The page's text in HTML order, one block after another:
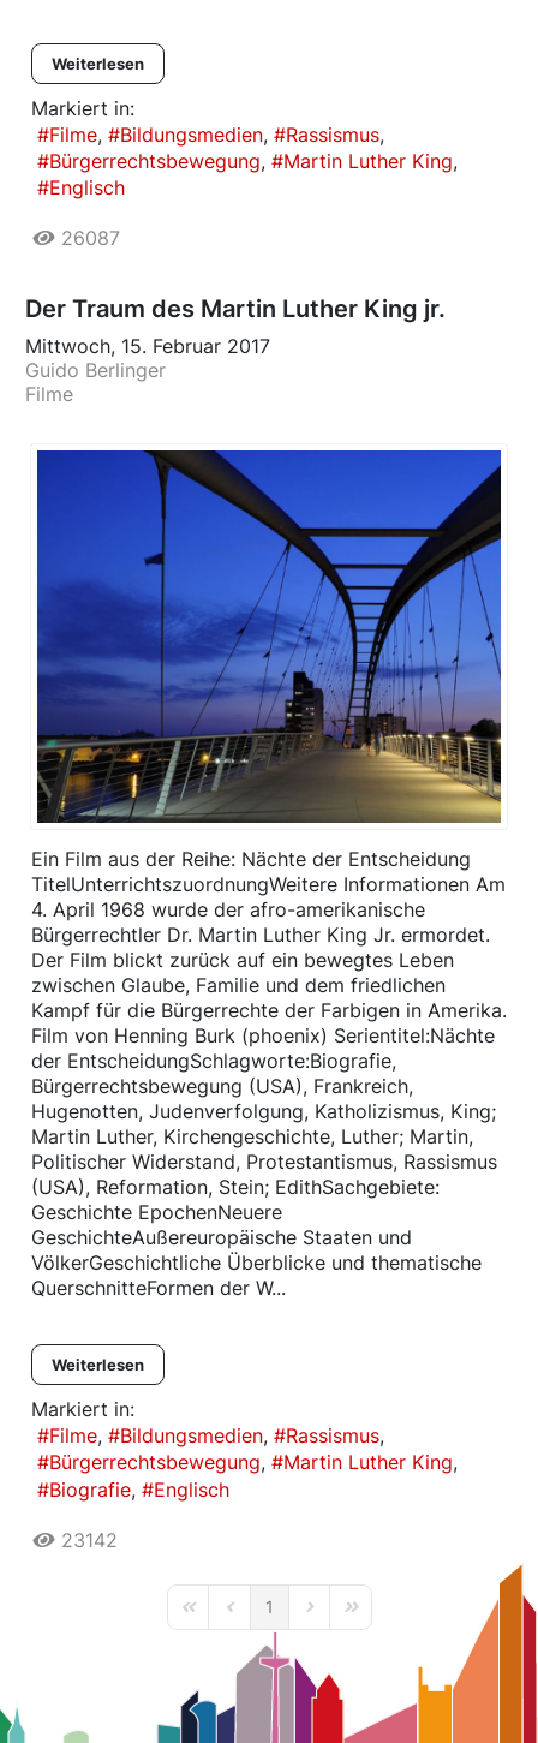
Weiterlesen
Markiert in:
Filme
Bildungsmedien
Rassismus
Bürgerrechtsbewegung
Martin Luther King
Englisch
26087
Der Traum des Martin Luther King jr.
Mittwoch, 15. Februar 2017
Guido Berlinger
Filme
Ein Film aus der Reihe: Nächte der Entscheidung ​
TitelUnterrichtszuordnung​Weitere Informationen Am
4. April 1968 wurde der afro-amerikanische
Bürgerrechtler Dr. Martin Luther King Jr. ermordet.
Der Film blickt zurück auf ein bewegtes Leben
zwischen Glaube, Familie und dem friedlichen
Kampf für die Bürgerrechte der Farbigen in Amerika.
Film von Henning Burk (phoenix) Serientitel:Nächte
der EntscheidungSchlagworte:Biografie,
Bürgerrechtsbewegung (USA), Frankreich,
Hugenotten, Judenverfolgung, Katholizismus, King;
Martin Luther, Kirchengeschichte, Luther; Martin,
Politischer Widerstand, Protestantismus, Rassismus
(USA), Reformation, Stein; EdithSachgebiete:
Geschichte EpochenNeuere
GeschichteAußereuropäische Staaten und
VölkerGeschichtliche Überblicke und thematische
QuerschnitteFormen der W...
Weiterlesen
Markiert in:
Filme
Bildungsmedien
Rassismus
Bürgerrechtsbewegung
Martin Luther King
Biografie
Englisch
23142
First PagePrevious Page
1 Next PageLast Page